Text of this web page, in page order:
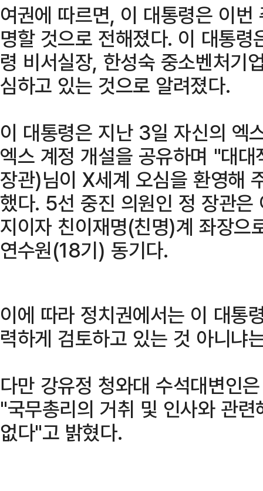
여권에 따르면, 이 대통령은 이
명할 것으로 전해졌다. 이 대통
령 비서실장, 한성숙 중소벤처기
심하고 있는 것으로 알려졌다.
이 대통령은 지난 3일 자신의 엑
엑스 계정 개설을 공유하며 "대
장관)님이 X세계 오심을 환영해
했다. 5선 중진 의원인 정 장관
지이자 친이재명(친명)계 좌장으
연수원(18기) 동기다.
이에 따라 정치권에서는 이 대통
력하게 검토하고 있는 것 아니냐
다만 강유정 청와대 수석대변인
"국무총리의 거취 및 인사와 관
없다"고 밝혔다.